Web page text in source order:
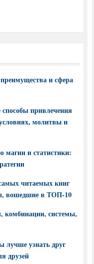
и сфера
привлечения
молитвы и
и статистики:
читаемых книг
вошедшие в ТОП-10
комбинации, системы,
лучше узнать друг
друзей